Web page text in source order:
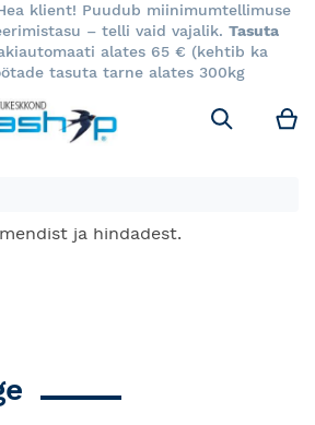
klient! Puudub miinimumtellimuse
– telli vaid vajalik. Tasuta
alates 65 € (kehtib ka
tasuta tarne alates 300kg
Otsi
toodete hinnad kehtivad ainult e-
erineda Keila ja Tartu poodide
ja hindadest.